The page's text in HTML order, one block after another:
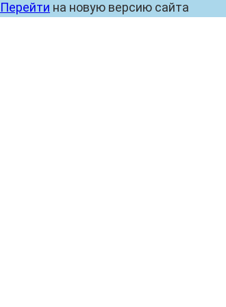
Перейти на новую версию сайта